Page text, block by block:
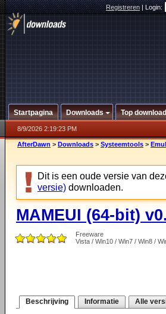
Registreren|Login:
Startpagina Downloads Top
8/9/2026 2:19:23 PM
AfterDawn > Downloads > Systeemtools >
Dit is een oude versie van
versie) downloaden.
MAMEUI (64-bit)
Freeware
Vista / Win10 / Win7 / Win8 /
Beschrijving Informatie Alle